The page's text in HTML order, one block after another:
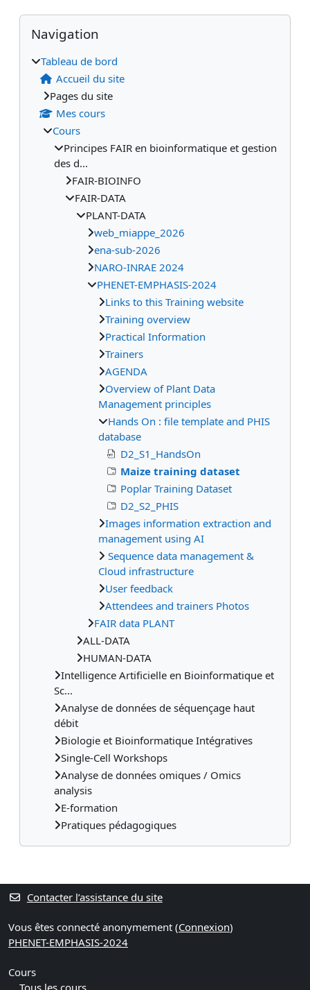
Blocs
Blocs supplémentaires
Passer Navigation
Navigation
Tableau de bord
Accueil du site
Pages du site
Mes cours
Cours
Principes FAIR en bioinformatique et gestion
des d...
FAIR-BIOINFO
FAIR-DATA
PLANT-DATA
web_miappe_2026
ena-sub-2026
NARO-INRAE 2024
PHENET-EMPHASIS-2024
Links to this Training website
Training overview
Practical Information
Trainers
AGENDA
Overview of Plant Data
Management principles
Hands On : file template and PHIS
database
D2_S1_HandsOn
Maize training dataset
Poplar Training Dataset
D2_S2_PHIS
Images information extraction and
management using AI
Sequence data management &
Cloud infrastructure
User feedback
Attendees and trainers Photos
FAIR data PLANT
ALL-DATA
HUMAN-DATA
Intelligence Artificielle en Bioinformatique et
Sc...
Analyse de données de séquençage haut
débit
Biologie et Bioinformatique Intégratives
Single-Cell Workshops
Analyse de données omiques / Omics
analysis
E-formation
Pratiques pédagogiques
Contacter l’assistance du site
Vous êtes connecté anonymement (Connexion)
PHENET-EMPHASIS-2024
Cours
Tous les cours